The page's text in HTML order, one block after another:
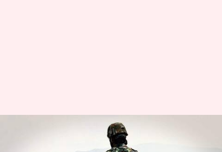
क्या होता है संघर्ष विराम और किस
तरह से बनाए जाते हैं इसके नियम?